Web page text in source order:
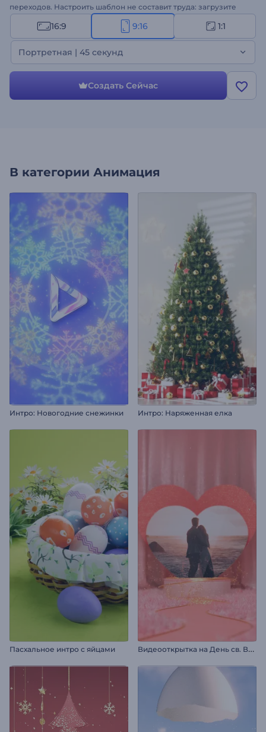
переходов. Настроить шаблон не составит труда: загрузите
свои медиафайлы, наберите текст, выберите фоновую музыку
из нашей музыкальной библиотеки или вставьте закадровый
голос. Это отличный выбор для творческих проектов, открытий
мероприятий, рекламных видеороликов, постов в социальных
сетях и многого другого. Начните создавать впечатляющие
16:9 9:16 1:1
Портретная | 45 секунд
Создать Сейчас
В категории Анимация
Интро: Новогодние снежинки Интро: Наряженная елка
Пасхальное интро с яйцами В
идеооткрытка на День св. Валентина